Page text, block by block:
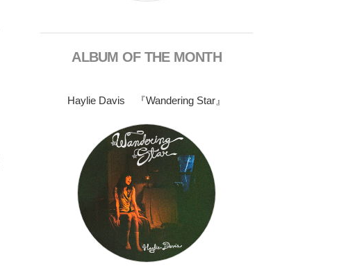
ALBUM OF THE MONTH
Haylie Davis 『Wandering Star』